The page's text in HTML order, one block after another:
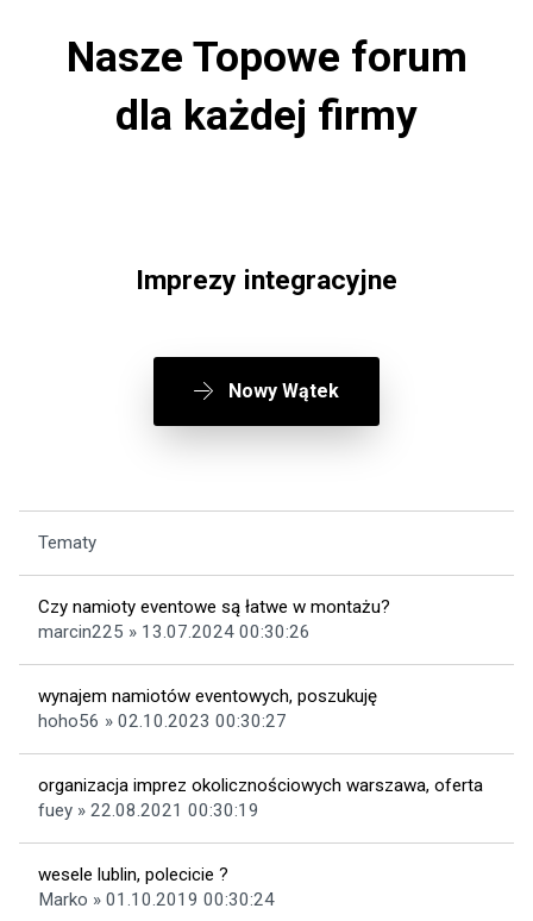
Nasze Topowe forum
dla każdej firmy
Imprezy integracyjne
Nowy Wątek
Tematy
Czy namioty eventowe są łatwe w montażu?
marcin225 » 13.07.2024 00:30:26
wynajem namiotów eventowych, poszukuję
hoho56 » 02.10.2023 00:30:27
organizacja imprez okolicznościowych warszawa, oferta
fuey » 22.08.2021 00:30:19
wesele lublin, polecicie ?
Marko » 01.10.2019 00:30:24